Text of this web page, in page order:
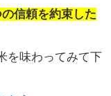
信頼を約束した
を味わってみて下